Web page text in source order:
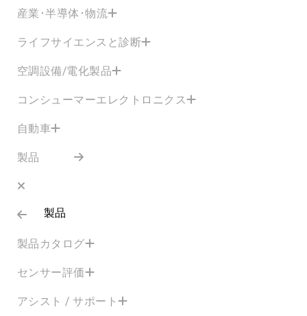
産業･半導体･物流
ライフサイエンスと診断
空調設備/電化製品
コンシューマーエレクトロニクス
自動車
製品
製品
製品カタログ
センサー評価
アシスト / サポート